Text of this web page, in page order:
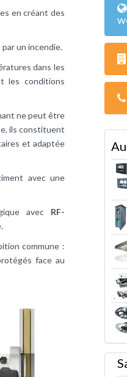
en créant des
un incendie.
dans les
les conditions
ne peut être
ils constituent
et adaptée
avec une
avec RF-
commune :
face au